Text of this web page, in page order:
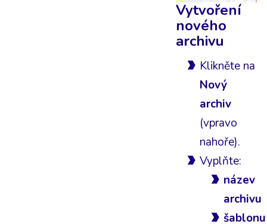
Vytvoření
nového
archivu
Klikněte na
Nový
archiv
(vpravo
nahoře).
Vyplňte:
název
archivu
šablonu